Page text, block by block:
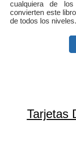
cualquiera de
convierten este
de todos los niveles.
Tarjetas